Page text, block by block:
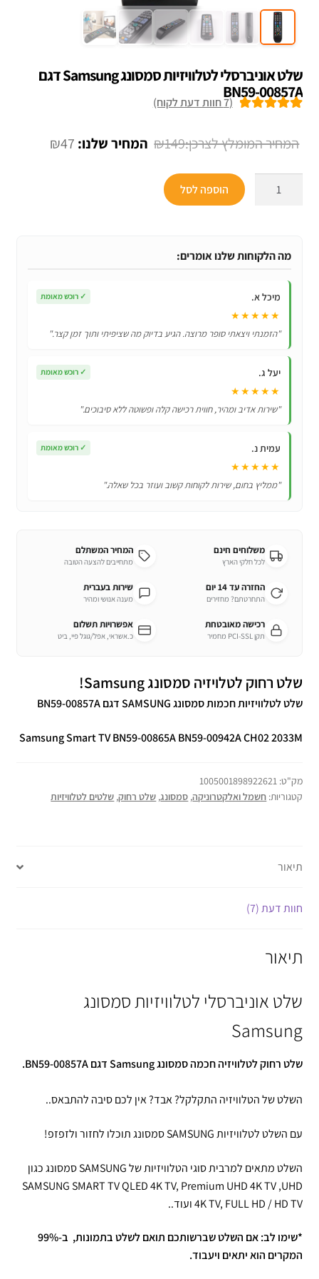
שלט אוניברסלי לטלוויזיות סמסונג Samsung דגם
BN59-00857A
לקוחות
(
7חוות דעת לקוח)
₪149
המחיר
₪47 המחיר
לטלוויזיות
Samsung
00857A
הוספה לסל
מה הלקוחות שלנו אומרים:
מיכל א. ✓ רוכש מאומת
★★★★★
"הזמנתי ויצאתי סופר מרוצה. הגיע בדיוק מה שציפיתי ותוך זמן קצר."
יעל ג. ✓ רוכש מאומת
★★★★★
"שירות אדיב ומהיר, חווית רכישה קלה ופשוטה ללא סיבוכים."
עמית נ. ✓ רוכש מאומת
★★★★★
"ממליץ בחום, שירות לקוחות קשוב ועוזר בכל שאלה."
משלוחים חינם
לכל חלקי הארץ
המחיר המשתלם
מתחייבים להצעה הטובה
החזרה עד 14 יום
התחרטתם? מחזירים
שירות בעברית
מענה אנושי ומהיר
רכישה מאובטחת
תקן PCI-SSL מחמיר
אפשרויות תשלום
כ.אשראי, אפל/גוגל פיי, ביט
שלט רחוק לטלויזיה סמסונג Samsung!
שלט לטלוויזיות חכמות סמסונג SAMSUNG דגם BN59-00857A
Samsung Smart TV BN59-00865A BN59-00942A CH02 2033M
מק"ט: 1005001898922621
קטגוריות: חשמל ואלקטרוניקה, סמסונג, שלט רחוק, שלטים לטלוויזיות
תיאור
חוות דעת (7)
תיאור
שלט אוניברסלי לטלוויזיות סמסונג
Samsung
שלט רחוק לטלוויזיה חכמה סמסונג Samsung דגם BN59-00857A.
השלט של הטלוויזיה התקלקל? אבד? אין לכם סיבה להתבאס..
עם השלט לטלוויזיות SAMSUNG סמסונג תוכלו לחזור ולזפזפ!
השלט מתאים למרבית סוגי הטלוויזיות של SAMSUNG סמסונג כגון
SAMSUNG SMART TV QLED 4K TV, Premium UHD 4K TV ,UHD
4K TV, FULL HD / HD TV ועוד..
*שימו לב: אם השלט שברשותכם תואם לשלט בתמונות, ב-99%
המקרים הוא יתאים ויעבוד.